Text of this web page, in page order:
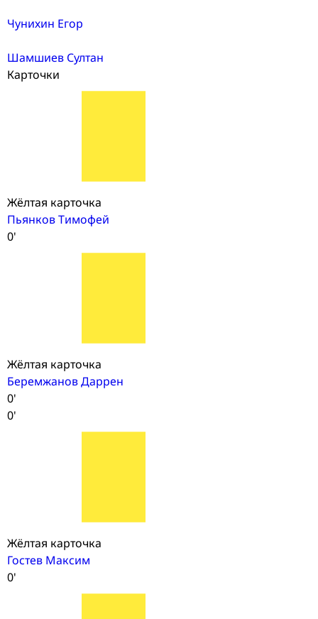
Чунихин Егор
Шамшиев Султан
Карточки
Жёлтая карточка
Пьянков Тимофей
0'
Жёлтая карточка
Беремжанов Даррен
0'
0'
Жёлтая карточка
Гостев Максим
0'